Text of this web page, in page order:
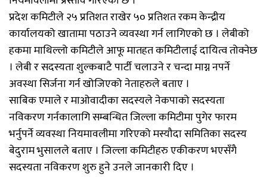
प्रदेश कमिटीले २५ प्रतिशत राखेर ५० प्रतिशत रकम केन्द्रीय
कार्यालयको खातामा पठाउने व्यवस्था गर्न लागिएको छ । लेबीको
हकमा माथिल्लो कमिटीले आफू मातहत कमिटीलाई दायित्व तोक्नेछ
। लेबी र सदस्यता शुल्कबाटै पार्टी चलाउने र चन्दा माग्न नपर्ने
अवस्था सिर्जना गर्न खोजिएको नेताहरुले बताए ।
साबिक एमाले र माओवादीका सदस्यले नेकपाको सदस्यता
नविकरण गर्नकालागि सम्बन्धित जिल्ला कमिटीमा पुगेर फारम
भर्नुपर्ने व्यवस्था नियमावलीमा गरिएको मस्यौदा समितिका सदस्य
बेदुराम भुसालले बताए । जिल्ला कमिटीहरु एकीकरण भएसँगै
सदस्यता नविकरण शुरु हुने उनले जानकारी दिए ।